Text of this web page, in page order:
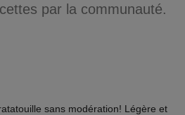
par la communauté.
sans modération! Légère et